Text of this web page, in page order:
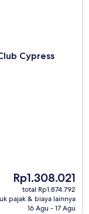
Cypress
Harga
sekarang
Rp1.308.021
Rp1.308.021
total Rp1.874.792
pajak & biaya lainnya
16 Agu - 17 Agu